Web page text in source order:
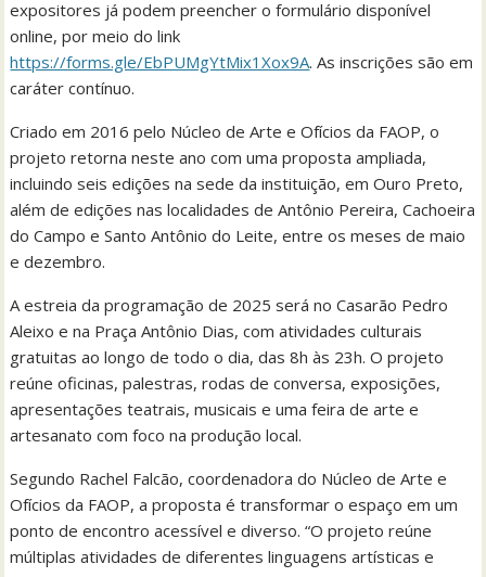
expositores já podem preencher o formulário disponível
online, por meio do link
https://forms.gle/EbPUMgYtMix1Xox9A. As inscrições são em
caráter contínuo.
Criado em 2016 pelo Núcleo de Arte e Ofícios da FAOP, o
projeto retorna neste ano com uma proposta ampliada,
incluindo seis edições na sede da instituição, em Ouro Preto,
além de edições nas localidades de Antônio Pereira, Cachoeira
do Campo e Santo Antônio do Leite, entre os meses de maio
e dezembro.
A estreia da programação de 2025 será no Casarão Pedro
Aleixo e na Praça Antônio Dias, com atividades culturais
gratuitas ao longo de todo o dia, das 8h às 23h. O projeto
reúne oficinas, palestras, rodas de conversa, exposições,
apresentações teatrais, musicais e uma feira de arte e
artesanato com foco na produção local.
Segundo Rachel Falcão, coordenadora do Núcleo de Arte e
Ofícios da FAOP, a proposta é transformar o espaço em um
ponto de encontro acessível e diverso. “O projeto reúne
múltiplas atividades de diferentes linguagens artísticas e